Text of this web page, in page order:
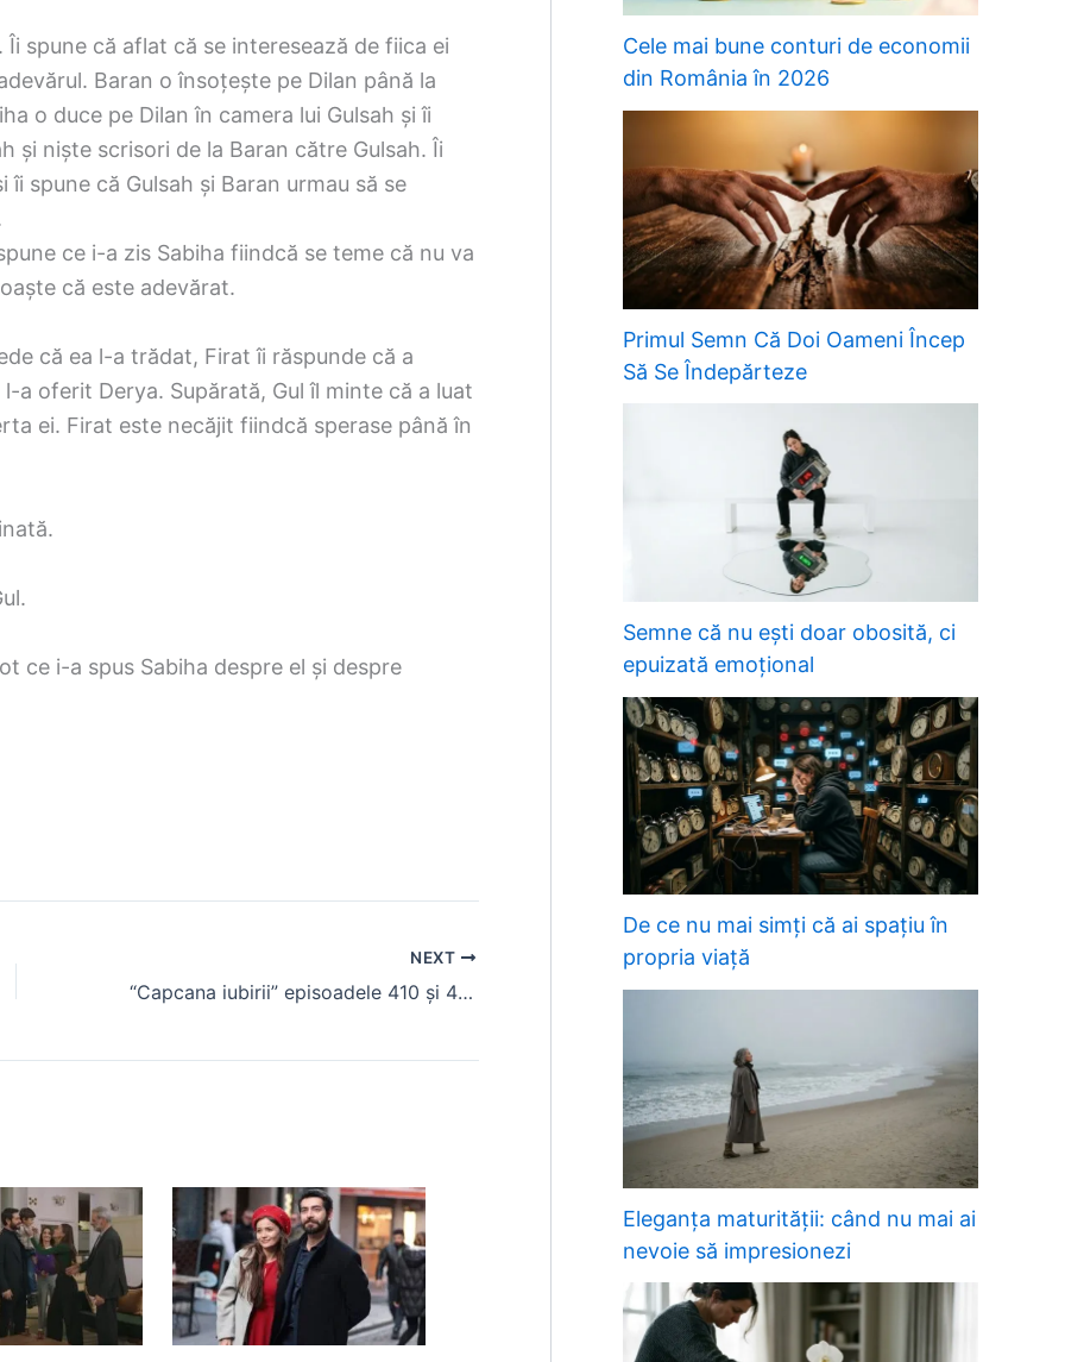
spune că aflat că se interesează de fiica ei
Baran o însoțește pe Dilan până la
o duce pe Dilan în camera lui Gulsah și îi
și niște scrisori de la Baran către Gulsah. Îi
spune că Gulsah și Baran urmau să se
ce i-a zis Sabiha fiindcă se teme că nu va
că este adevărat.
că ea l-a trădat, Firat îi răspunde că a
oferit Derya. Supărată, Gul îl minte că a luat
ei. Firat este necăjit fiindcă sperase până în
ce i-a spus Sabiha despre el și despre
NEXT
“Capcana iubirii” episoadele 410 și 411, rezumat. Ali pleacă în Canada
Cele mai bune conturi de economii
din România în 2026
Primul Semn Că Doi Oameni Încep
Să Se Îndepărteze
Semne că nu ești doar obosită, ci
epuizată emoțional
De ce nu mai simți că ai spațiu în
propria viață
Eleganța maturității: când nu mai ai
nevoie să impresionezi